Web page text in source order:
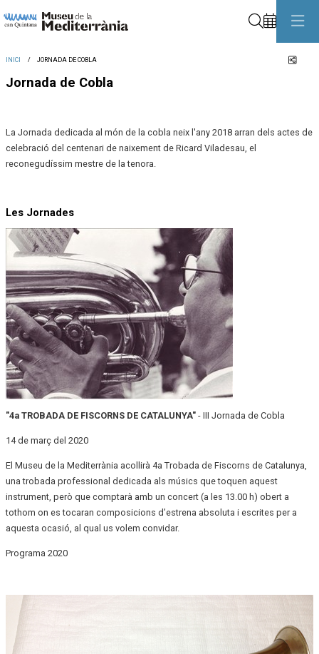
INICI JORNADA DE COBLA
Jornada de Cobla
La Jornada dedicada al món de la cobla neix l'any 2018 arran dels actes de
celebració del centenari de naixement de Ricard Viladesau, el
reconegudíssim mestre de la tenora.
Les Jornades
"4a TROBADA DE FISCORNS DE CATALUNYA" - III Jornada de Cobla
14 de març del 2020
El Museu de la Mediterrània acollirà 4a Trobada de Fiscorns de Catalunya,
una trobada professional dedicada als músics que toquen aquest
instrument, però que comptarà amb un concert (a les 13.00 h) obert a
tothom on es tocaran composicions d’estrena absoluta i escrites per a
aquesta ocasió, al qual us volem convidar.
Programa 2020